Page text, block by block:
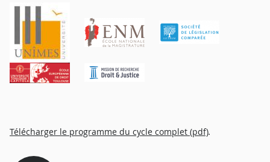
Télécharger le programme du cycle complet (pdf).